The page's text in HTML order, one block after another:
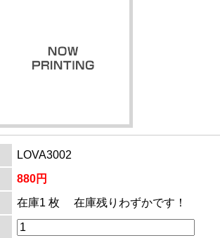
LOVA3002
880円
在庫1 枚 在庫残りわずかです！